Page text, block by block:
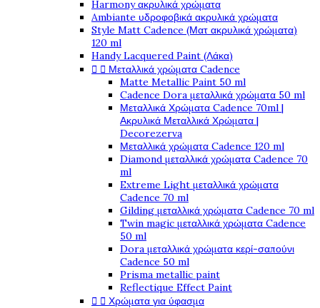
Harmony ακρυλικά χρώματα
Ambiante υδροφοβικά ακρυλικά χρώματα
Style Matt Cadence (Ματ ακρυλικά χρώματα)
120 ml
Handy Lacquered Paint (Λάκα)
  Μεταλλικά χρώματα Cadence
Matte Metallic Paint 50 ml
Cadence Dora μεταλλικά χρώματα 50 ml
Μεταλλικά Χρώματα Cadence 70ml |
Ακρυλικά Μεταλλικά Χρώματα |
Decorezerva
Μεταλλικά χρώματα Cadence 120 ml
Diamond μεταλλικά χρώματα Cadence 70
ml
Extreme Light μεταλλικά χρώματα
Cadence 70 ml
Gilding μεταλλικά χρώματα Cadence 70 ml
Twin magic μεταλλικά χρώματα Cadence
50 ml
Dora μεταλλικά χρώματα κερί-σαπούνι
Cadence 50 ml
Prisma metallic paint
Reflectique Effect Paint
  Χρώματα για ύφασμα